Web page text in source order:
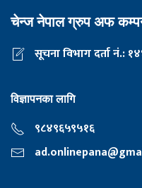
चेन्ज नेपाल ग्रुप अफ
सूचना विभाग दर्ता नं.:
विज्ञापनका लागि
९८४९६५९५१६